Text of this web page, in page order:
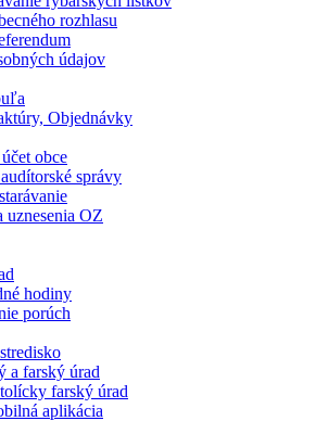
rozhlasu
údajov
Objednávky
obce
správy
uznesenia OZ
hodiny
porúch
a farský úrad
farský úrad
aplikácia